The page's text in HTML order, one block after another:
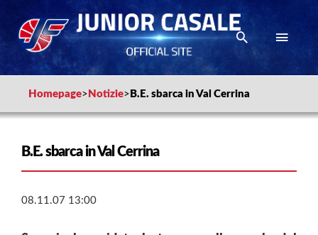
Homepage> Notizie> B.E. sbarca in Val Cerrina
B.E. sbarca in Val Cerrina
08.11.07 13:00